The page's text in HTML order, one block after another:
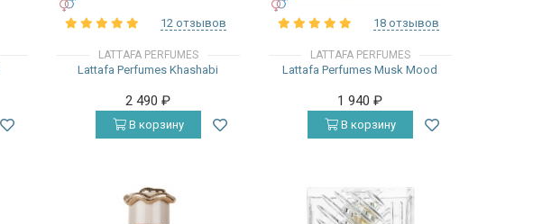
12 отзывов
LATTAFA PERFUMES
Lattafa Perfumes Khashabi
2 490₽
В корзину
18 отзывов
LATTAFA PERFUMES
Lattafa Perfumes Musk Mood
1 940₽
В корзину